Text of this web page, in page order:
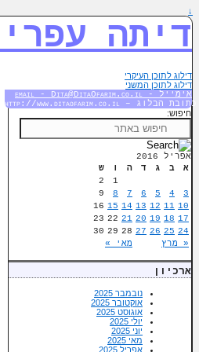
↓
דיתה
דילוג לתוכן העיקרי
דילוג לתוכן המשני
אימייל - email - Dita@DitaOfarim.co.il
כתובת הבלוג – http://www.ditaofarim.co.il
חיפוש:
אפריל 2016
א
ב ג ד ה ו ש
« מרץ מאי »
1
2
3
4
5
6
7
8
9
10
11
12
13
14
15
16
17
18
19
20
21
22
23
24
25
26
27
28
29
30
ארכיון
נובמבר 2025
אוקטובר 2025
אוגוסט 2025
יולי 2025
יוני 2025
מאי 2025
אפריל 2025